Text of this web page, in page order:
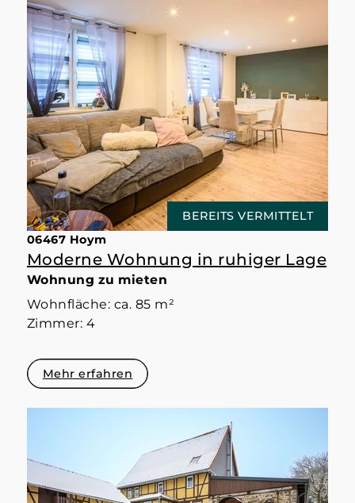
BEREITS VERMITTELT
06467 Hoym
Moderne Wohnung in ruhiger Lage
Wohnung zu mieten
Wohnfläche: ca. 85 m²
Zimmer: 4
Mehr erfahren